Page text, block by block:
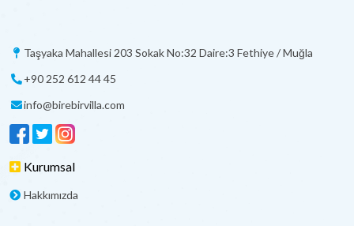
Taşyaka Mahallesi 203 Sokak No:32 Daire:3 Fethiye / Muğla
+90 252 612 44 45
info@birebirvilla.com
Kurumsal
Hakkımızda